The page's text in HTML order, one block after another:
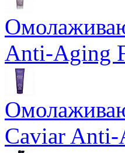
Anti-Aging
Caviar Anti-